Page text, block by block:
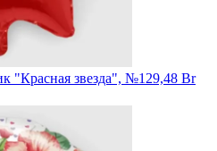
"Красная звезда", №1 29,48 Br